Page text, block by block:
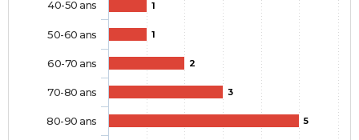
1
1
2
3
5
40-50 ans
50-60 ans
60-70 ans
70-80 ans
80-90 ans